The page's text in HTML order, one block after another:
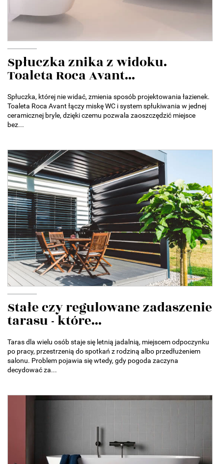
Spłuczka znika z widoku.
Toaleta Roca Avant...
Spłuczka, której nie widać, zmienia sposób projektowania łazienek.
Toaleta Roca Avant łączy miskę WC i system spłukiwania w jednej
ceramicznej bryle, dzięki czemu pozwala zaoszczędzić miejsce
bez...
Stałe czy regulowane zadaszenie
tarasu - które...
Taras dla wielu osób staje się letnią jadalnią, miejscem odpoczynku
po pracy, przestrzenią do spotkań z rodziną albo przedłużeniem
salonu. Problem pojawia się wtedy, gdy pogoda zaczyna
decydować za...